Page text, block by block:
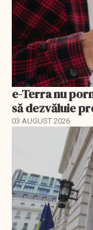
e-Terra nu
să dezvăluie
03 AUGUST 2026